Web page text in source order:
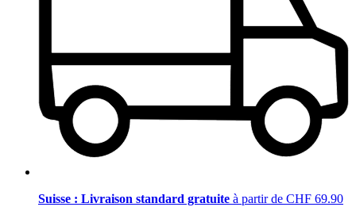
Suisse : Livraison standard gratuite à partir de CHF 69.90